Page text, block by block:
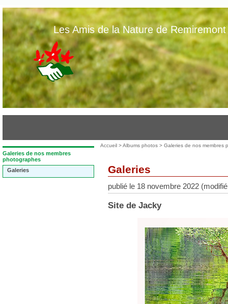
Aller
contenu
Aller
au
menu
principal
-
Aller
à
Les Amis de la Nature de Remiremont
Dans
la
rubrique
Galeries de nos membres
photographes
Galeries
Vous
Accueil >Albums photos >Galeries de nos membres
Galeries
publié le 18 novembre 2022
Site de Jacky